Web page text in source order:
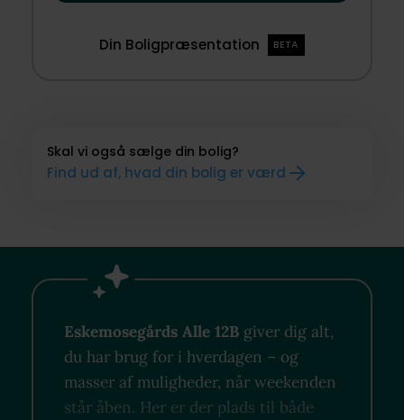
Din Boligpræsentation BETA
Skal vi også sælge din bolig?
Find ud af, hvad din bolig er værd
Eskemosegårds Alle 12B giver dig alt,
du har brug for i hverdagen – og
masser af muligheder, når weekenden
står åben. Her er der plads til både